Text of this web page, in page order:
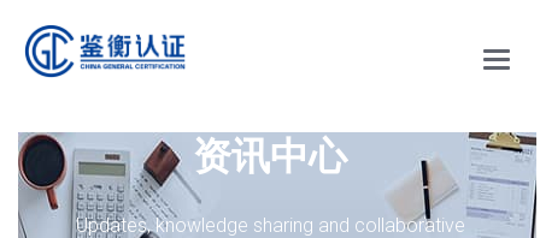
Main
资讯中心
Updates, knowledge sharing and collaborative